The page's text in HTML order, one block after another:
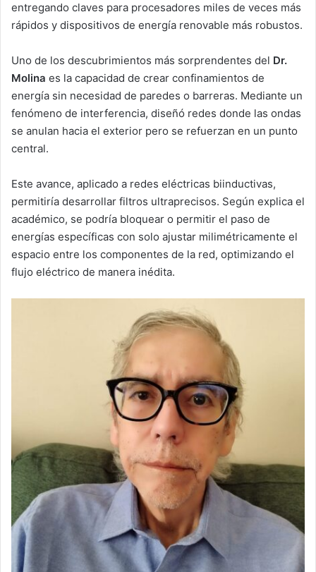
entregando claves para procesadores miles de veces más
rápidos y dispositivos de energía renovable más robustos.
Uno de los descubrimientos más sorprendentes del Dr.
Molina es la capacidad de crear confinamientos de
energía sin necesidad de paredes o barreras. Mediante un
fenómeno de interferencia, diseñó redes donde las ondas
se anulan hacia el exterior pero se refuerzan en un punto
central.
Este avance, aplicado a redes eléctricas biinductivas,
permitiría desarrollar filtros ultraprecisos. Según explica el
académico, se podría bloquear o permitir el paso de
energías específicas con solo ajustar milimétricamente el
espacio entre los componentes de la red, optimizando el
flujo eléctrico de manera inédita.